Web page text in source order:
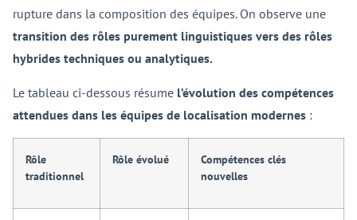
rupture dans la composition des équipes. On observe une
transition des rôles purement linguistiques vers des rôles
hybrides techniques ou analytiques.
Le tableau ci-dessous résume l’évolution des compétences
attendues dans les équipes de localisation modernes :
Rôle
traditionnel
Rôle évolué
Compétences clés
nouvelles